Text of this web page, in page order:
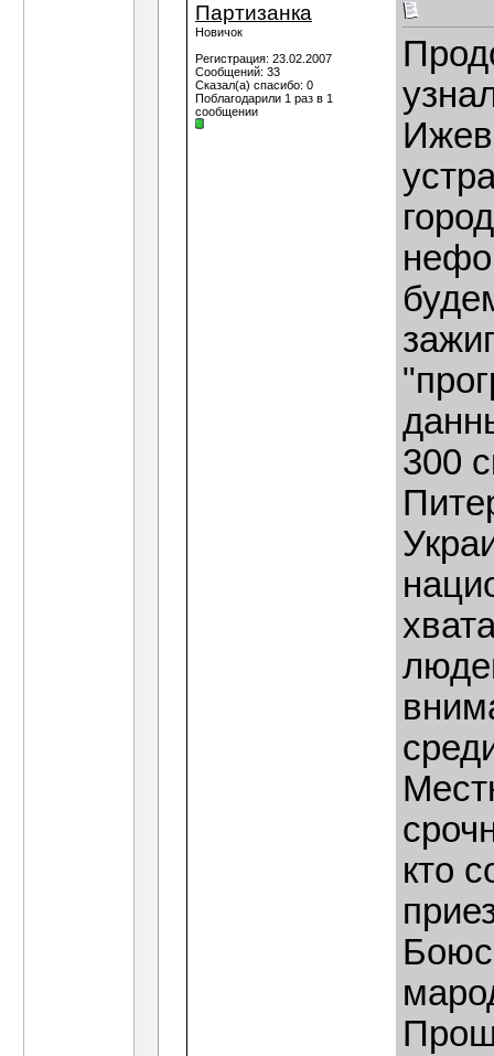
Партизанка
Новичок
Регистрация: 23.02.2007
Сообщений: 33
Сказал(а) спасибо: 0
Поблагодарили 1 раз в 1
сообщении
300
кто